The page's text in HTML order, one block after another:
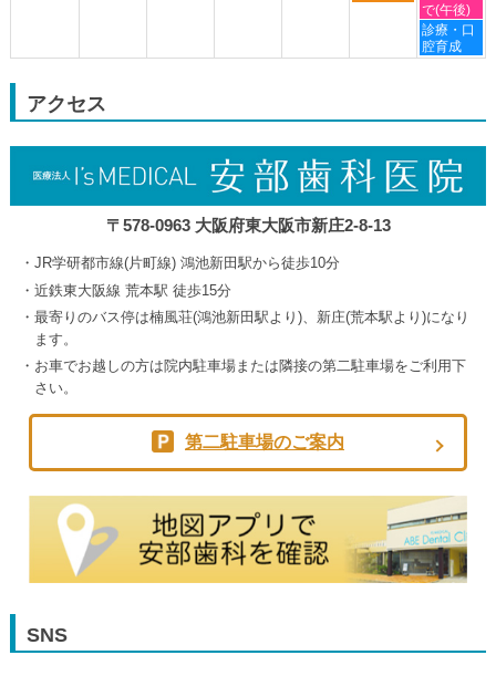
30th
3rd
4th
日,
9
月
5th
で(午後)
土
曜
日,
診療・口
腔育成
アクセス
〒578-0963 大阪府東大阪市新庄2-8-13
JR学研都市線(片町線) 鴻池新田駅から徒歩10分
近鉄東大阪線 荒本駅 徒歩15分
最寄りのバス停は楠風荘(鴻池新田駅より)、新庄(荒本駅より)になり
ます。
お車でお越しの方は院内駐車場または隣接の第二駐車場をご利用下
さい。
第二駐車場のご案内
SNS